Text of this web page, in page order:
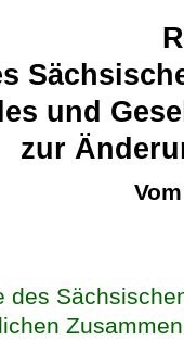
und
zur
des